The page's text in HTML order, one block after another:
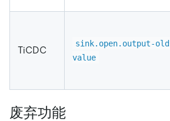
TiCDC
sink.open.output-
value
废弃功能